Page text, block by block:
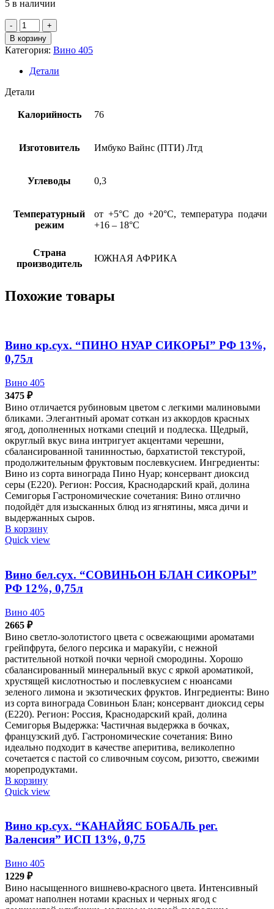
5 в наличии
Количество
товара
Вино
кр.сух.
"Массаи
Каберне-
Совиньон/
ЮАР
В корзину
Категория: Вино 405
Детали
Детали
Калорийность 76
Изготовитель Имбуко Вайнс (ПТИ) Лтд
Углеводы 0,3
Температурный
режим
от +5°С до +20°С, температура подачи
+16 – 18°С
Страна
производитель
ЮЖНАЯ АФРИКА
Похожие товары
Вино кр.сух. “ПИНО НУАР СИКОРЫ” РФ 13%,
0,75л
Вино 405
3475 ₽
Вино отличается рубиновым цветом с легкими малиновыми
бликами. Элегантный аромат соткан из аккордов красных
ягод, дополненных нотками специй и подлеска. Щедрый,
округлый вкус вина интригует акцентами черешни,
сбалансированной танинностью, бархатистой текстурой,
продолжительным фруктовым послевкусием. Ингредиенты:
Вино из сорта винограда Пино Нуар; консервант диоксид
серы (Е220). Регион: Россия, Краснодарский край, долина
Семигорья Гастрономические сочетания: Вино отлично
подойдёт для изысканных блюд из ягнятины, мяса дичи и
выдержанных сыров.
В корзину
Quick view
Вино бел.сух. “СОВИНЬОН БЛАН СИКОРЫ”
РФ 12%, 0,75л
Вино 405
2665 ₽
Вино светло-золотистого цвета с освежающими ароматами
грейпфрута, белого персика и маракуйи, с нежной
растительной ноткой почки черной смородины. Хорошо
сбалансированный минеральный вкус с яркой ароматикой,
хрустящей кислотностью и послевкусием с нюансами
зеленого лимона и экзотических фруктов. Ингредиенты: Вино
из сорта винограда Совиньон Блан; консервант диоксид серы
(Е220). Регион: Россия, Краснодарский край, долина
Семигорья Выдержка: Частичная выдержка в бочках,
французский дуб. Гастрономические сочетания: Вино
идеально подходит в качестве аперитива, великолепно
сочетается с пастой со сливочным соусом, ризотто, свежими
морепродуктами.
В корзину
Quick view
Вино кр.сух. “КАНАЙЯС БОБАЛЬ рег.
Валенсия” ИСП 13%, 0,75
Вино 405
1229 ₽
Вино насыщенного вишнево-красного цвета. Интенсивный
аромат наполнен нотами красных и черных ягод с